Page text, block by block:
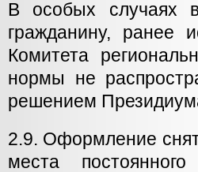
В особых случаях
гражданину, ранее
Комитета
нормы не
решением
2.9. Оформление
места